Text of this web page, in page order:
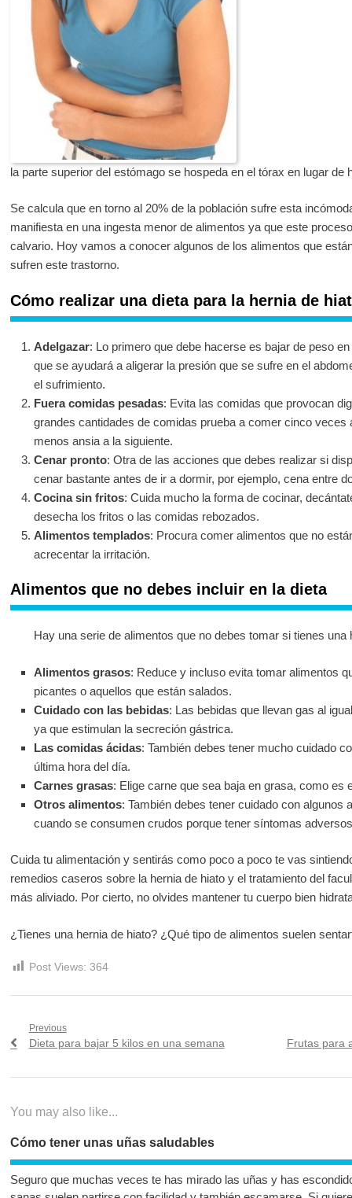
la parte superior del estómago se hospeda en el tórax en lugar de
Se calcula que en torno al 20% de la población sufre esta
manifiesta en una ingesta menor de alimentos ya que este
calvario. Hoy vamos a conocer algunos de los alimentos que
sufren este trastorno.
Cómo realizar una dieta para la hernia de
Adelgazar: Lo primero que debe hacerse es bajar de peso
que se ayudará a aligerar la presión que se sufre en el
el sufrimiento.
Fuera comidas pesadas: Evita las comidas que provocan
grandes cantidades de comidas prueba a comer cinco veces
menos ansia a la siguiente.
Cenar pronto: Otra de las acciones que debes realizar si
cenar bastante antes de ir a dormir, por ejemplo, cena entre
Cocina sin fritos: Cuida mucho la forma de cocinar,
desecha los fritos o las comidas rebozados.
Alimentos templados: Procura comer alimentos que no
acrecentar la irritación.
Alimentos que no debes incluir en la dieta
Hay una serie de alimentos que no debes tomar si tienes una
Alimentos grasos: Reduce y incluso evita tomar alimentos
picantes o aquellos que están salados.
Cuidado con las bebidas: Las bebidas que llevan gas al
ya que estimulan la secreción gástrica.
Las comidas ácidas: También debes tener mucho cuidado
última hora del día.
Carnes grasas: Elige carne que sea baja en grasa, como es
Otros alimentos: También debes tener cuidado con algunos
cuando se consumen crudos porque tener síntomas
Cuida tu alimentación y sentirás como poco a poco te vas
remedios caseros sobre la hernia de hiato y el tratamiento del
más aliviado. Por cierto, no olvides mantener tu cuerpo bien
¿Tienes una hernia de hiato? ¿Qué tipo de alimentos suelen
Post Views: 364
Navegación
Previous
Previous
Dieta para bajar 5 kilos en una semana
Next
Frutas para
You may also like...
Cómo tener unas uñas saludables
Seguro que muchas veces te has mirado las uñas y has